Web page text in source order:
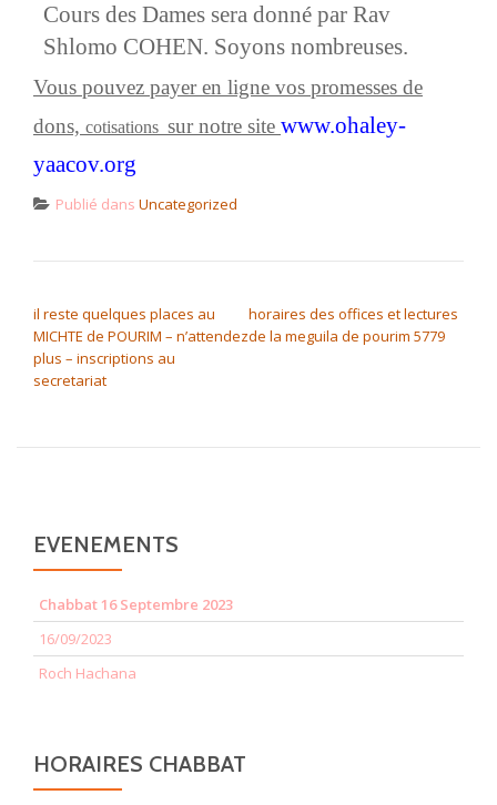
Cours des Dames sera donné par Rav
Shlomo COHEN. Soyons nombreuses.
Vous pouvez payer en ligne vos promesses de
dons, cotisations sur notre site www.ohaley-
yaacov.org
Publié dans Uncategorized
il reste quelques places au
MICHTE de POURIM – n’attendez
plus – inscriptions au
secretariat
horaires des offices et lectures
de la meguila de pourim 5779
EVENEMENTS
Chabbat 16 Septembre 2023
16/09/2023
Roch Hachana
HORAIRES CHABBAT